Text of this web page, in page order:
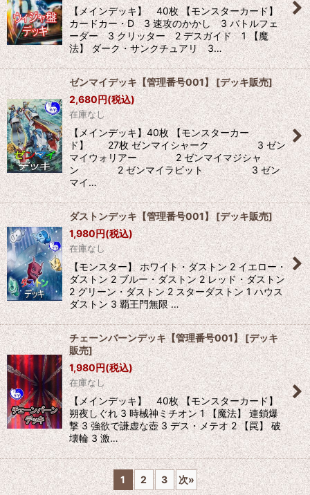
【メインデッキ】 40枚 【モンスターカード】
カードカー・D 3 速攻のかかし 3 バトルフェ
ーダー 3 クリッター 2 デスガイド 1 【魔
法】 ダーク・サンクチュアリ 3…
ゼンマイデッキ【管理番号001】 [デッキ販売]
2,680円(税込)
在庫なし
【メインデッキ】40枚 【モンスターカー
ド】 27枚 ゼンマイシャーク 3 ゼン
マイウォリアー 2 ゼンマイマジシャ
ン 2 ゼンマイラビット 3 ゼン
マイ…
ダストンデッキ【管理番号001】 [デッキ販売]
1,980円(税込)
在庫なし
【モンスター】 ホワイト・ダストン 2 イエロー・
ダストン 2 ブルー・ダストン 2 レッド・ダストン
2 グリーン・ダストン 2 スターダストン 1 ハウス
ダストン 3 覇王門無限 …
チェーンバーンデッキ【管理番号001】[デッキ
販売]
1,980円(税込)
在庫なし
【メインデッキ】 40枚 【モンスターカード】
朔夜しぐれ 3 時械神ミチオン 1 【魔法】 連鎖爆
撃 3 強欲で謙虚な壺 3 デス・メテオ 2 【罠】 破
壊輪 3 激…
1 2 3 次»